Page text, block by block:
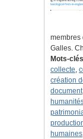
membres
Galles.
Mots-
collecte,
création
document
humaines